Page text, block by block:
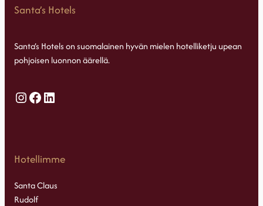
Santa’s Hotels
Santa’s Hotels on suomalainen hyvän mielen hotelliketju upean
pohjoisen luonnon äärellä.
Instagram
Facebook
LinkedIn
Hotellimme
Santa Claus
Rudolf